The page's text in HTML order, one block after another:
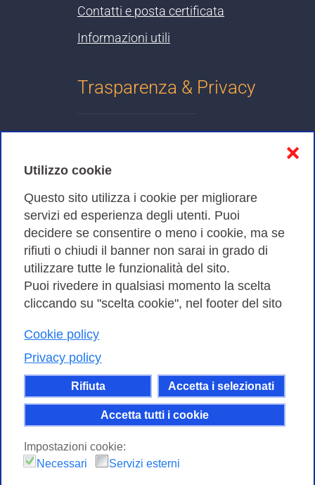
Utilizzo cookie
Questo sito utilizza i cookie per migliorare
servizi ed esperienza degli utenti. Puoi
decidere se consentire o meno i cookie, ma se
rifiuti o chiudi il banner non sarai in grado di
utilizzare tutte le funzionalità del sito.
Puoi rivedere in qualsiasi momento la scelta
cliccando su "scelta cookie", nel footer del sito
Cookie policy
Privacy policy
Rifiuta Accetta i selezionati
Accetta tutti i cookie
❌
Impostazioni cookie:
Necessari
Servizi esterni
Contatti e posta certificata
Informazioni utili
Trasparenza & Privacy
Cookies Policy
Amministrazione trasparente
Bandi di Gara
Consortium GARR - Via dei Tizii, 6 - 00185 Roma | Tel.
| CF 97284570583 – PI 07577141000 | Codice
Destinatario 7EU9KEU |
Il contenuto di questo sito e' rilasciato, tranne dove
altrimenti indicato, secondo i termini della licenza
Creative Commons
stesso modo 4.0 Internazionale.